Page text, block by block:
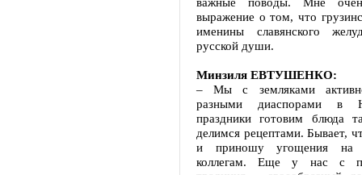
выражение о том, что
именины славянского
русской души.
Минзиля ЕВТУШЕНКО:
– Мы с земляками
разными диаспорами в
праздники готовим блюда
делимся рецептами. Бывает,
и приношу угощения на
коллегам. Еще у нас с